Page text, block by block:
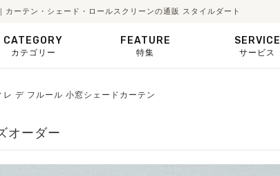
ーテン・シェード・ロールスクリーンの通販 スタイルダート
CATEGORY
カテゴリー
FEATURE
特集
SERVICE
サービス
レ デ フルール 小窓シェードカーテン
オーダー